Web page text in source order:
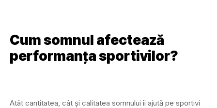
Cum somnul afectează
performanța sportivilor?
Atât cantitatea, cât și calitatea somnului îi ajută pe sportivi